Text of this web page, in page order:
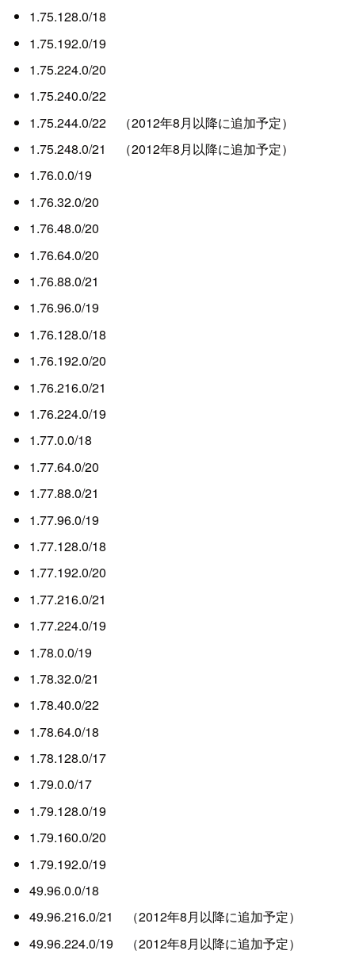
1.75.128.0/18
1.75.192.0/19
1.75.224.0/20
1.75.240.0/22
1.75.244.0/22 （2012年8月以降に追加予定）
1.75.248.0/21 （2012年8月以降に追加予定）
1.76.0.0/19
1.76.32.0/20
1.76.48.0/20
1.76.64.0/20
1.76.88.0/21
1.76.96.0/19
1.76.128.0/18
1.76.192.0/20
1.76.216.0/21
1.76.224.0/19
1.77.0.0/18
1.77.64.0/20
1.77.88.0/21
1.77.96.0/19
1.77.128.0/18
1.77.192.0/20
1.77.216.0/21
1.77.224.0/19
1.78.0.0/19
1.78.32.0/21
1.78.40.0/22
1.78.64.0/18
1.78.128.0/17
1.79.0.0/17
1.79.128.0/19
1.79.160.0/20
1.79.192.0/19
49.96.0.0/18
49.96.216.0/21 （2012年8月以降に追加予定）
49.96.224.0/19 （2012年8月以降に追加予定）